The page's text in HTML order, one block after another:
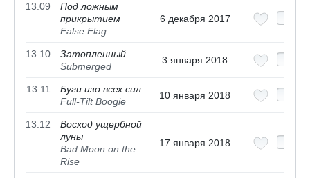
13.09
Под ложным
прикрытием
False Flag
6 декабря 2017
13.10
Затопленный
Submerged
3 января 2018
13.11
Буги изо всех сил
Full-Tilt Boogie
10 января 2018
13.12
Восход ущербной
луны
Bad Moon on the
Rise
17 января 2018